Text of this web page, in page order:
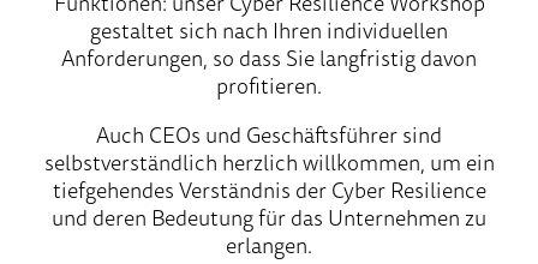
gestaltet sich nach Ihren individuellen
Anforderungen, so dass Sie langfristig davon
profitieren.
Auch CEOs und Geschäftsführer sind
selbstverständlich herzlich willkommen, um ein
tiefgehendes Verständnis der Cyber Resilience
und deren Bedeutung für das Unternehmen zu
erlangen.